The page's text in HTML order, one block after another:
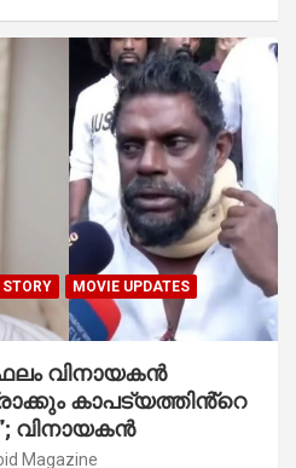
MOVIE UPDATES
വിനായകൻ
കാപട്യത്തിൻ്റെ
വിനായകൻ
Magazine